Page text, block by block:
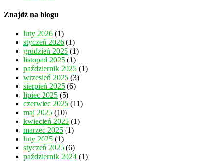
Znajdź na blogu
luty 2026 (1)
styczeń 2026 (1)
grudzień 2025 (1)
listopad 2025 (1)
październik 2025 (1)
wrzesień 2025 (3)
sierpień 2025 (6)
lipiec 2025 (5)
czerwiec 2025 (11)
maj 2025 (10)
kwiecień 2025 (1)
marzec 2025 (1)
luty 2025 (1)
styczeń 2025 (6)
październik 2024 (1)